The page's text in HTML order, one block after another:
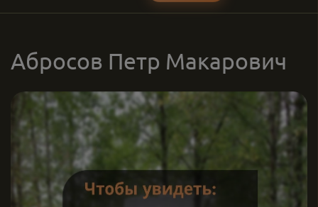
Абросов Петр Макарович